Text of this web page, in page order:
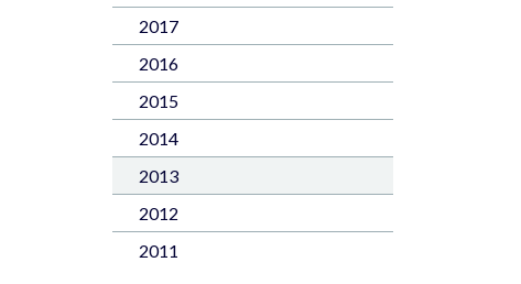
2017
2016
2015
2014
2013
2012
2011